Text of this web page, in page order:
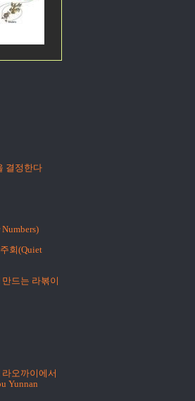
결정한다
회(Quiet
드는 라볶이
오까이에서
Yunnan